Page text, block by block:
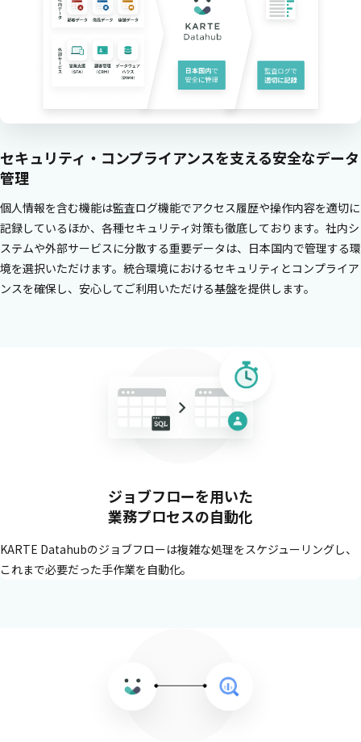
セキュリティ・コンプライアンスを支える安全なデータ
管理
個人情報を含む機能は監査ログ機能でアクセス履歴や操作内容を適切に
記録しているほか、各種セキュリティ対策も徹底しております。社内シ
ステムや外部サービスに分散する重要データは、日本国内で管理する環
境を選択いただけます。統合環境におけるセキュリティとコンプライア
ンスを確保し、安心してご利用いただける基盤を提供します。
ジョブフローを用いた
業務プロセスの自動化
KARTE Datahubのジョブフローは複雑な処理をスケジューリングし、
これまで必要だった手作業を自動化。